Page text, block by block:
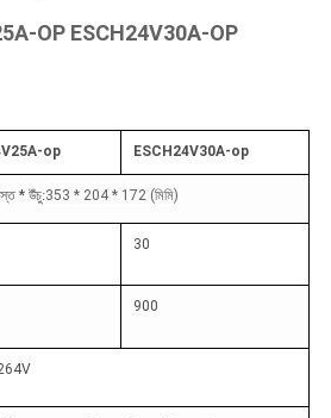
OP ESCH24V30A-OP
op ESCH24V30A-op
* উঁচু:353 * 204 * 172 (মিমি)
30
900